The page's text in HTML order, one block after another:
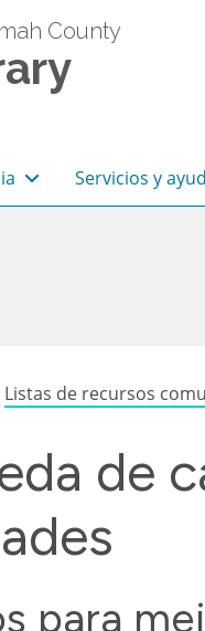
County
Servicios y
Listas de recursos
de
para